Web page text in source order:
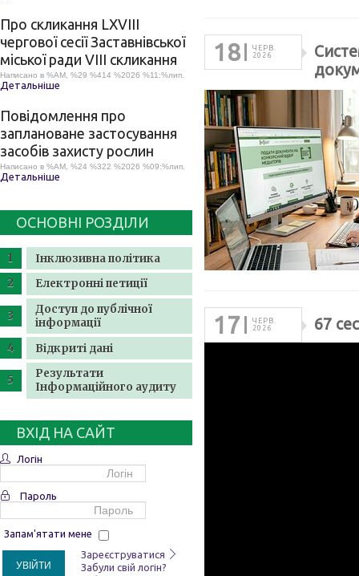
Про скликання LХVІІІ
чергової сесії Заставнівської
міської ради VIII скликання
Написано в %AM, %29 %414 %2026 %11:%лип.
Детальніше
Повідомлення про
заплановане застосування
засобів захисту рослин
Написано в %AM, %24 %322 %2026 %09:%лип.
Детальніше
ОСНОВНІ РОЗДІЛИ
Інклюзивна політика
Електронні петиції
Доступ до публічної
інформації
Відкриті дані
Результати
Інформаційного аудиту
ВХІД НА САЙТ
Логін
Пароль
Запам'ятати мене
УВІЙТИ
Зареєструватися
Забули свій логін?
18
ЧЕРВ.
2026
17
ЧЕРВ.
2026
67